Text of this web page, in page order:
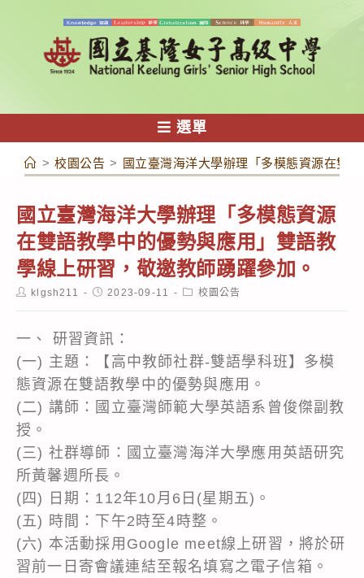
容
選單
> 校園公告 > 國立臺灣海洋大學辦理「多模態資源在雙
國立臺灣海洋大學辦理「多模態資源
在雙語教學中的優勢與應用」雙語教
學線上研習，敬邀教師踴躍參加。
Postklgsh211
Post2023-09-11
Post校園公告
一、 研習資訊：
(一) 主題：【高中教師社群-雙語學科班】多模
態資源在雙語教學中的優勢與應用。
(二) 講師：國立臺灣師範大學英語系曾俊傑副教
授。
(三) 社群導師：國立臺灣海洋大學應用英語研究
所黃馨週所長。
(四) 日期：112年10月6日(星期五)。
(五) 時間：下午2時至4時整。
(六) 本活動採用Google meet線上研習，將於研
習前一日寄會議連結至報名填寫之電子信箱。